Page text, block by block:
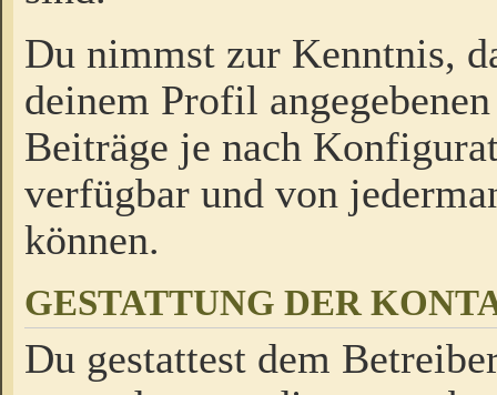
Du nimmst zur Kenntnis,
deinem Profil
Beiträge je nach
verfügbar und von
können.
GESTATTUNG DER
Du gestattest dem